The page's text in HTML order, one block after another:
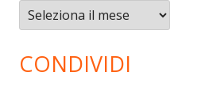
Archivi
CONDIVIDI